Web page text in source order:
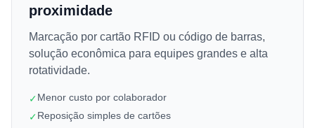
proximidade
Marcação por cartão RFID ou código de barras,
solução econômica para equipes grandes e alta
rotatividade.
✓Menor custo por colaborador
✓Reposição simples de cartões